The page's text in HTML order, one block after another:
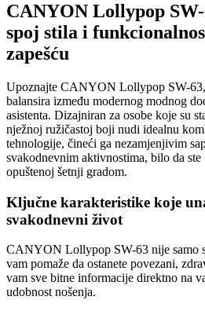
CANYON Lollypop
spoj stila i
zapešću
Upoznajte CANYON Lollypop SW-63,
balansira između modernog modnog
asistenta. Dizajniran za osobe koje su
nježnoj ružičastoj boji nudi idealnu
tehnologije, čineći ga nezamjenjivim
svakodnevnim aktivnostima, bilo da
opuštenoj šetnji gradom.
Ključne karakteristike koje
svakodnevni život
CANYON Lollypop SW-63 nije samo
vam pomaže da ostanete povezani,
vam sve bitne informacije direktno na
udobnost nošenja.